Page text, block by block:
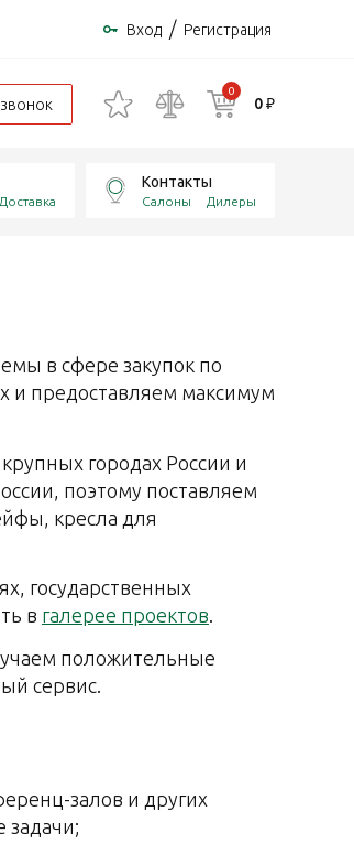
Вход / Регистрация
0
0 ₽
Доставка
Контакты
Салоны Дилеры
в сфере закупок по
и предоставляем максимум
городах России и
поэтому поставляем
кресла для
государственных
в галерее проектов.
положительные
сервис.
залов и других